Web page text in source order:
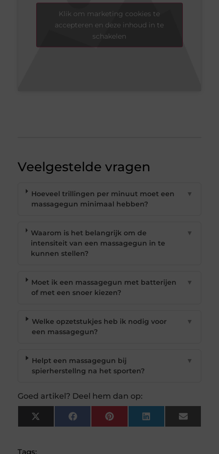
Klik om marketing cookies te
accepteren en deze inhoud in te
schakelen
Veelgestelde vragen
Hoeveel trillingen per minuut moet een
massagegun minimaal hebben?
▼
Waarom is het belangrijk om de
intensiteit van een massagegun in te
kunnen stellen?
▼
Moet ik een massagegun met batterijen
of met een snoer kiezen?
▼
Welke opzetstukjes heb ik nodig voor
een massagegun?
▼
Helpt een massagegun bij
spierherstellng na het sporten?
▼
Goed artikel? Deel hem dan op:
X
(Twitter)
FacebookPinterest LinkedIn Email
Tags: